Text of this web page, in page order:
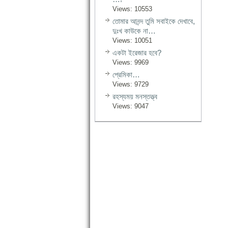
Views: 10553
তোমার আনন্দ তুমি সবাইকে দেখাবে,
দুঃখ কাউকে না…
Views: 10051
একটা ইরেজার হবে?
Views: 9969
প্রেমিকা…
Views: 9729
রহস্যময় মনস্তত্ত্ব
Views: 9047